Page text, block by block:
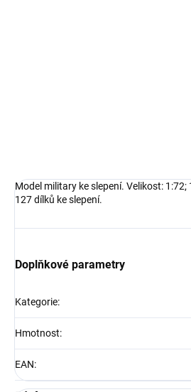
Model military ke slepení. Velikost: 1:72;
127 dílků ke slepení.
Doplňkové parametry
Kategorie:
Hmotnost:
EAN: